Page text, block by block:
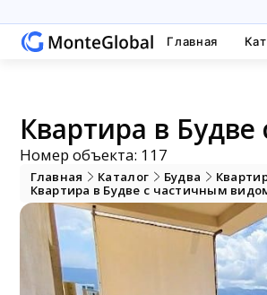
Главная
Квартира в
Номер объекта: 117
Главная Каталог Будва
Квартира в Будве с частичным